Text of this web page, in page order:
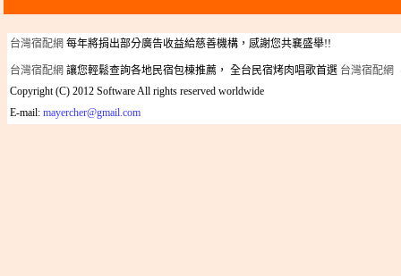
台灣宿配網 每年將捐出部分廣告收益給慈善機構，感謝您共襄盛舉!!
台灣宿配網 讓您輕鬆查詢各地民宿包棟推薦， 全台民宿烤肉唱歌首選 台灣宿配網
Copyright(C) 2012 Software All rights reserved worldwide
E-mail: mayercher@gmail.com